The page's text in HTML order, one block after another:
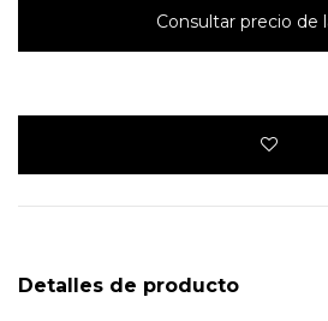
Consultar precio de
Detalles de producto